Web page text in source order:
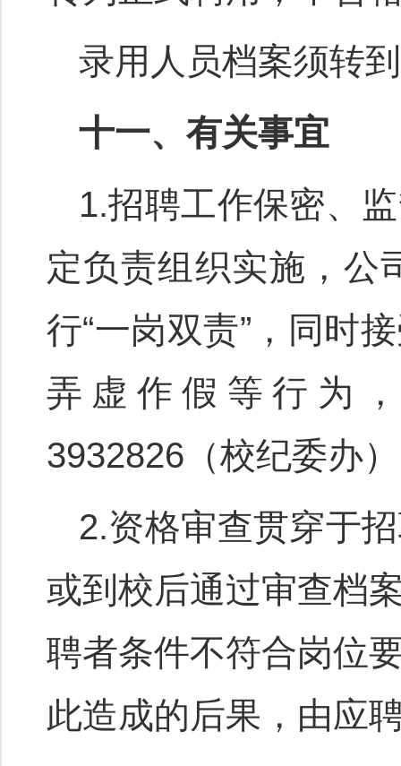
录用人员档案须转
十一、有关事宜
1.招聘工作保密、
定负责组织实施，公
行“一岗双责”，同时
弄虚作假等行为
3932826（校纪委办
2.资格审查贯穿于
或到校后通过审查档
聘者条件不符合岗位
此造成的后果，由应